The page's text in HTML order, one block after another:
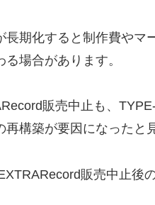
長期化すると制作費やマ
る場合があります。
販売中止も、
再構築が要因になったと
販売中止後